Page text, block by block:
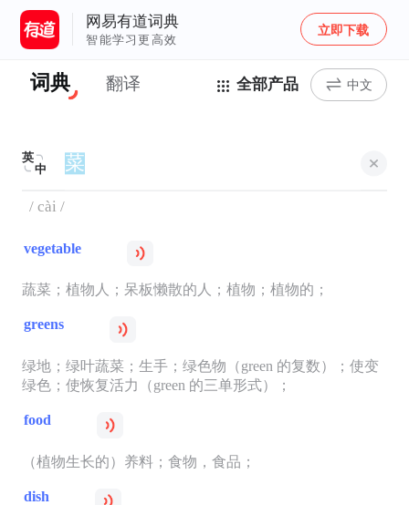
网易有道词典
智能学习更高效
立即下载
词典 翻译 全部产品 中文
英
中
/ cài /
vegetable
蔬菜；植物人；呆板懒散的人；植物；植物的；
greens
绿地；绿叶蔬菜；生手；绿色物（green 的复数）；使变
绿色；使恢复活力（green 的三单形式）；
food
（植物生长的）养料；食物，食品；
dish